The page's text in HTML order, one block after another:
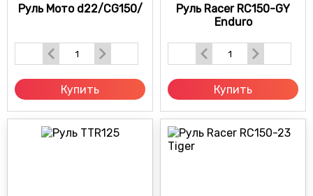
Руль Мото d22/CG150/
Купить
Руль Racer RC150-GY
Enduro
Купить